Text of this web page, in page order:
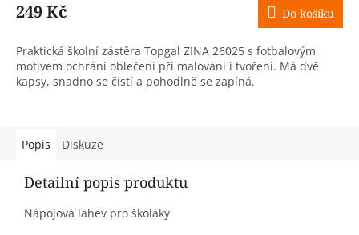
249 Kč Do košíku
Praktická školní zástěra Topgal ZINA 26025 s fotbalovým
motivem ochrání oblečení při malování i tvoření. Má dvě
kapsy, snadno se čistí a pohodlně se zapíná.
Popis Diskuze
Detailní popis produktu
Nápojová lahev pro školáky